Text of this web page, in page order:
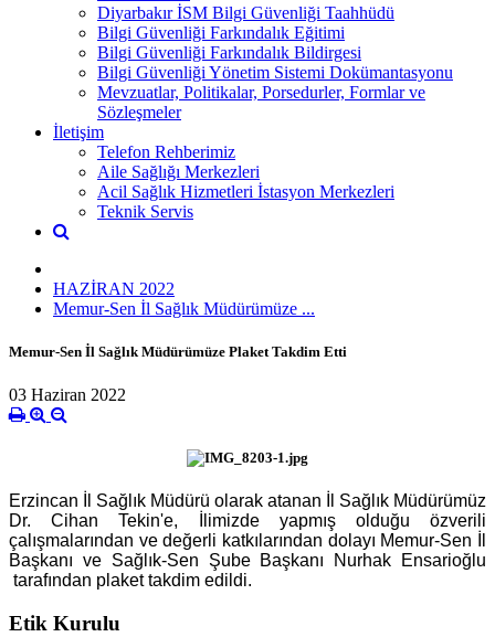
Diyarbakır İSM Bilgi Güvenliği Taahhüdü
Bilgi Güvenliği Farkındalık Eğitimi
Bilgi Güvenliği Farkındalık Bildirgesi
Bilgi Güvenliği Yönetim Sistemi Dokümantasyonu
Mevzuatlar, Politikalar, Porsedurler, Formlar ve
Sözleşmeler
İletişim
Telefon Rehberimiz
Aile Sağlığı Merkezleri
Acil Sağlık Hizmetleri İstasyon Merkezleri
Teknik Servis
HAZİRAN 2022
Memur-Sen İl Sağlık Müdürümüze ...
Memur-Sen İl Sağlık Müdürümüze Plaket Takdim Etti
03 Haziran 2022
Erzincan İl Sağlık Müdürü olarak atanan İl Sağlık Müdürümüz
Dr. Cihan Tekin'e,
İlimizde yapmış olduğu özverili
çalışmalarından ve değerli katkılarından dolayı Memur-Sen İl
Başkanı ve Sağlık-Sen Şube Başkanı Nurhak Ensarioğlu
tarafından plaket takdim edildi.
Etik Kurulu